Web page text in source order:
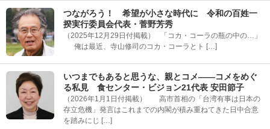
つながろう！ 希望が小さな時代に 令和の百姓一
揆実行委員会代表・菅野芳秀
（2025年12月29日付掲載） 「コカ・コーラの瓶の中の…」
俺は最近、寺山修司のコカ・コーラとト […]
いつまでもあると思うな、親とコメ――コメをめぐ
る私見 食センター・ビジョン21代表 安田節子
（2026年1月1日付掲載） 高市首相の「台湾有事は日本の
存立危機」発言はこれまでの内閣が積み重ねてきた日中合意
を踏みにじ […]